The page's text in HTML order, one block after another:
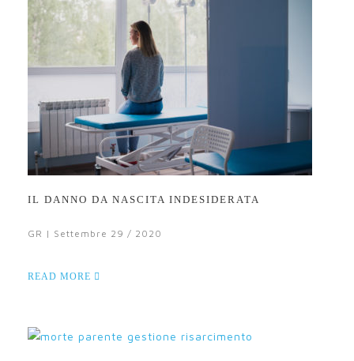
IL DANNO DA NASCITA INDESIDERATA
GR | Settembre 29 / 2020
READ MORE